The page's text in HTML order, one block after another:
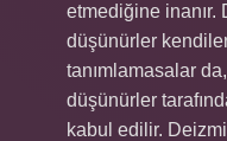
etmediğine inanır.
düşünürler
tanımlamasalar
düşünürler
kabul edilir.